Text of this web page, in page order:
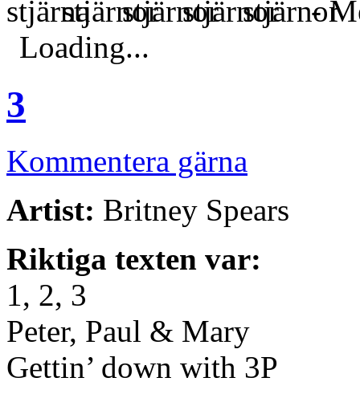
-
Loading...
3
Kommentera gärna
Artist: Britney Spears
Riktiga texten var:
1, 2, 3
Peter, Paul & Mary
Gettin’ down with 3P